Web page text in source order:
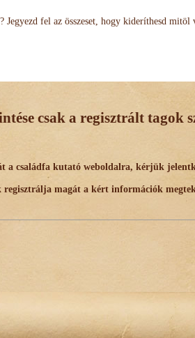
Jegyezd fel az összeset, hogy kideríthesd mitöl
csak a regisztrált tagok
a családfa kutató weboldalra, kérjük
magát a kért információk